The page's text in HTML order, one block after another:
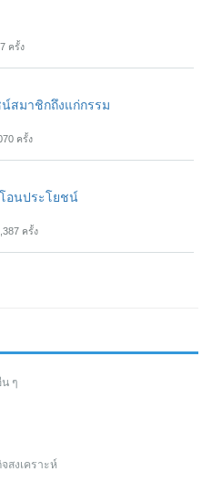
ครั้ง
สมาชิกถึงแก่กรรม
ครั้ง
อนประโยชน์
ครั้ง
ๆ
สงเคราะห์